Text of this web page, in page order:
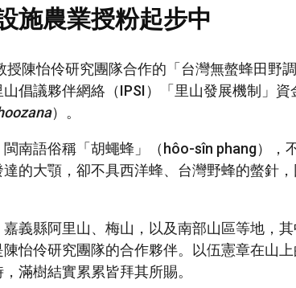
施農業授粉起步中
陳怡伶研究團隊合作的「台灣無螫蜂田野
倡議夥伴網絡（IPSI）「里山發展機制」
）。
南語俗稱「胡蠅蜂」（hôo-sîn phang），
的大顎，卻不具西洋蜂、台灣野蜂的螫針
義縣阿里山、梅山，以及南部山區等地，
怡伶研究團隊的合作夥伴。以伍憲章在山
滿樹結實累累皆拜其所賜。